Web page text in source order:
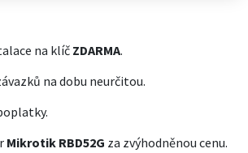
na klíč ZDARMA.
na dobu neurčitou.
Mikrotik RBD52G za zvýhodněnou cenu.